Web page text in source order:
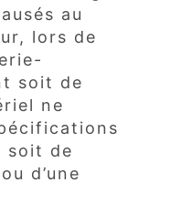
au
lors de
soit de
ne
soit de
d’une